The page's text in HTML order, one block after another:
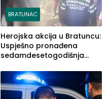
BRATUNAC
Herojska akcija u Bratuncu:
Uspješno pronađena
sedamdesetogodišnja
Kravice.